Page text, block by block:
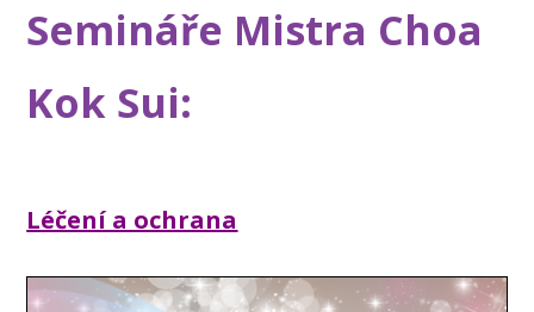
Semináře Mistra Choa
Kok Sui:
Léčení a ochrana